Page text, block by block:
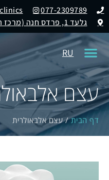
077-2309789
גלעד 1, פרדס חנה (מרכז תבורי קומה1)
RU
עצם
דף הבית/עצם אלבאולרית